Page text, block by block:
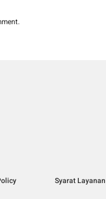
Syarat Layanan